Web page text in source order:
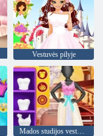
Vestuvės pilyje
Mados studijos vestuvinė suknelė 2